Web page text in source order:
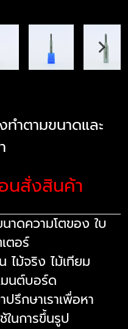
ำตามขนาดและ
นสั่งสินค้า
าดความโตของ ใบ
ตอร์
ไม้จริง ไม้เทียม
มนต์บอร์ด
รึกษาเราเพื่อหา
นการขึ้นรูป